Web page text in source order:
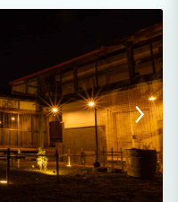
ぎください。 ◆ゲスト様へのお願
ト同伴は禁止です。デッキステイ
ン清掃費をご請求致します。) ・ア
前予約です。(1時間につき2,310円
めご了承ください。